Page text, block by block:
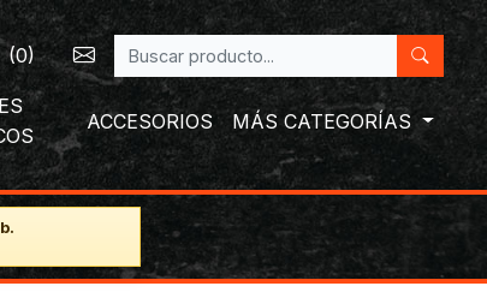
(0)
ACCESORIOS MÁS CATEGORÍAS